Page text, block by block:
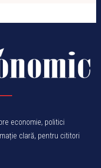
economie, politici
clară, pentru cititori